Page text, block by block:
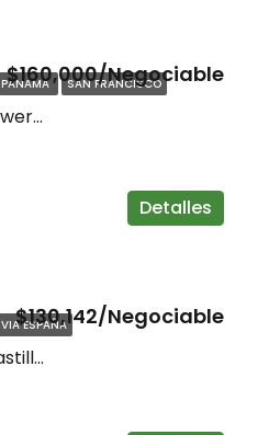
PANAMA SAN FRANCISCO
¡Oportunidad única en PH Vista Verde Tower, San Francisco, Carrasquilla!
$160,000/Negociable
Detalles
VIA ESPAÑA
Apartamento amoblado en Torres de Castilla, Via España
$130,142/Negociable